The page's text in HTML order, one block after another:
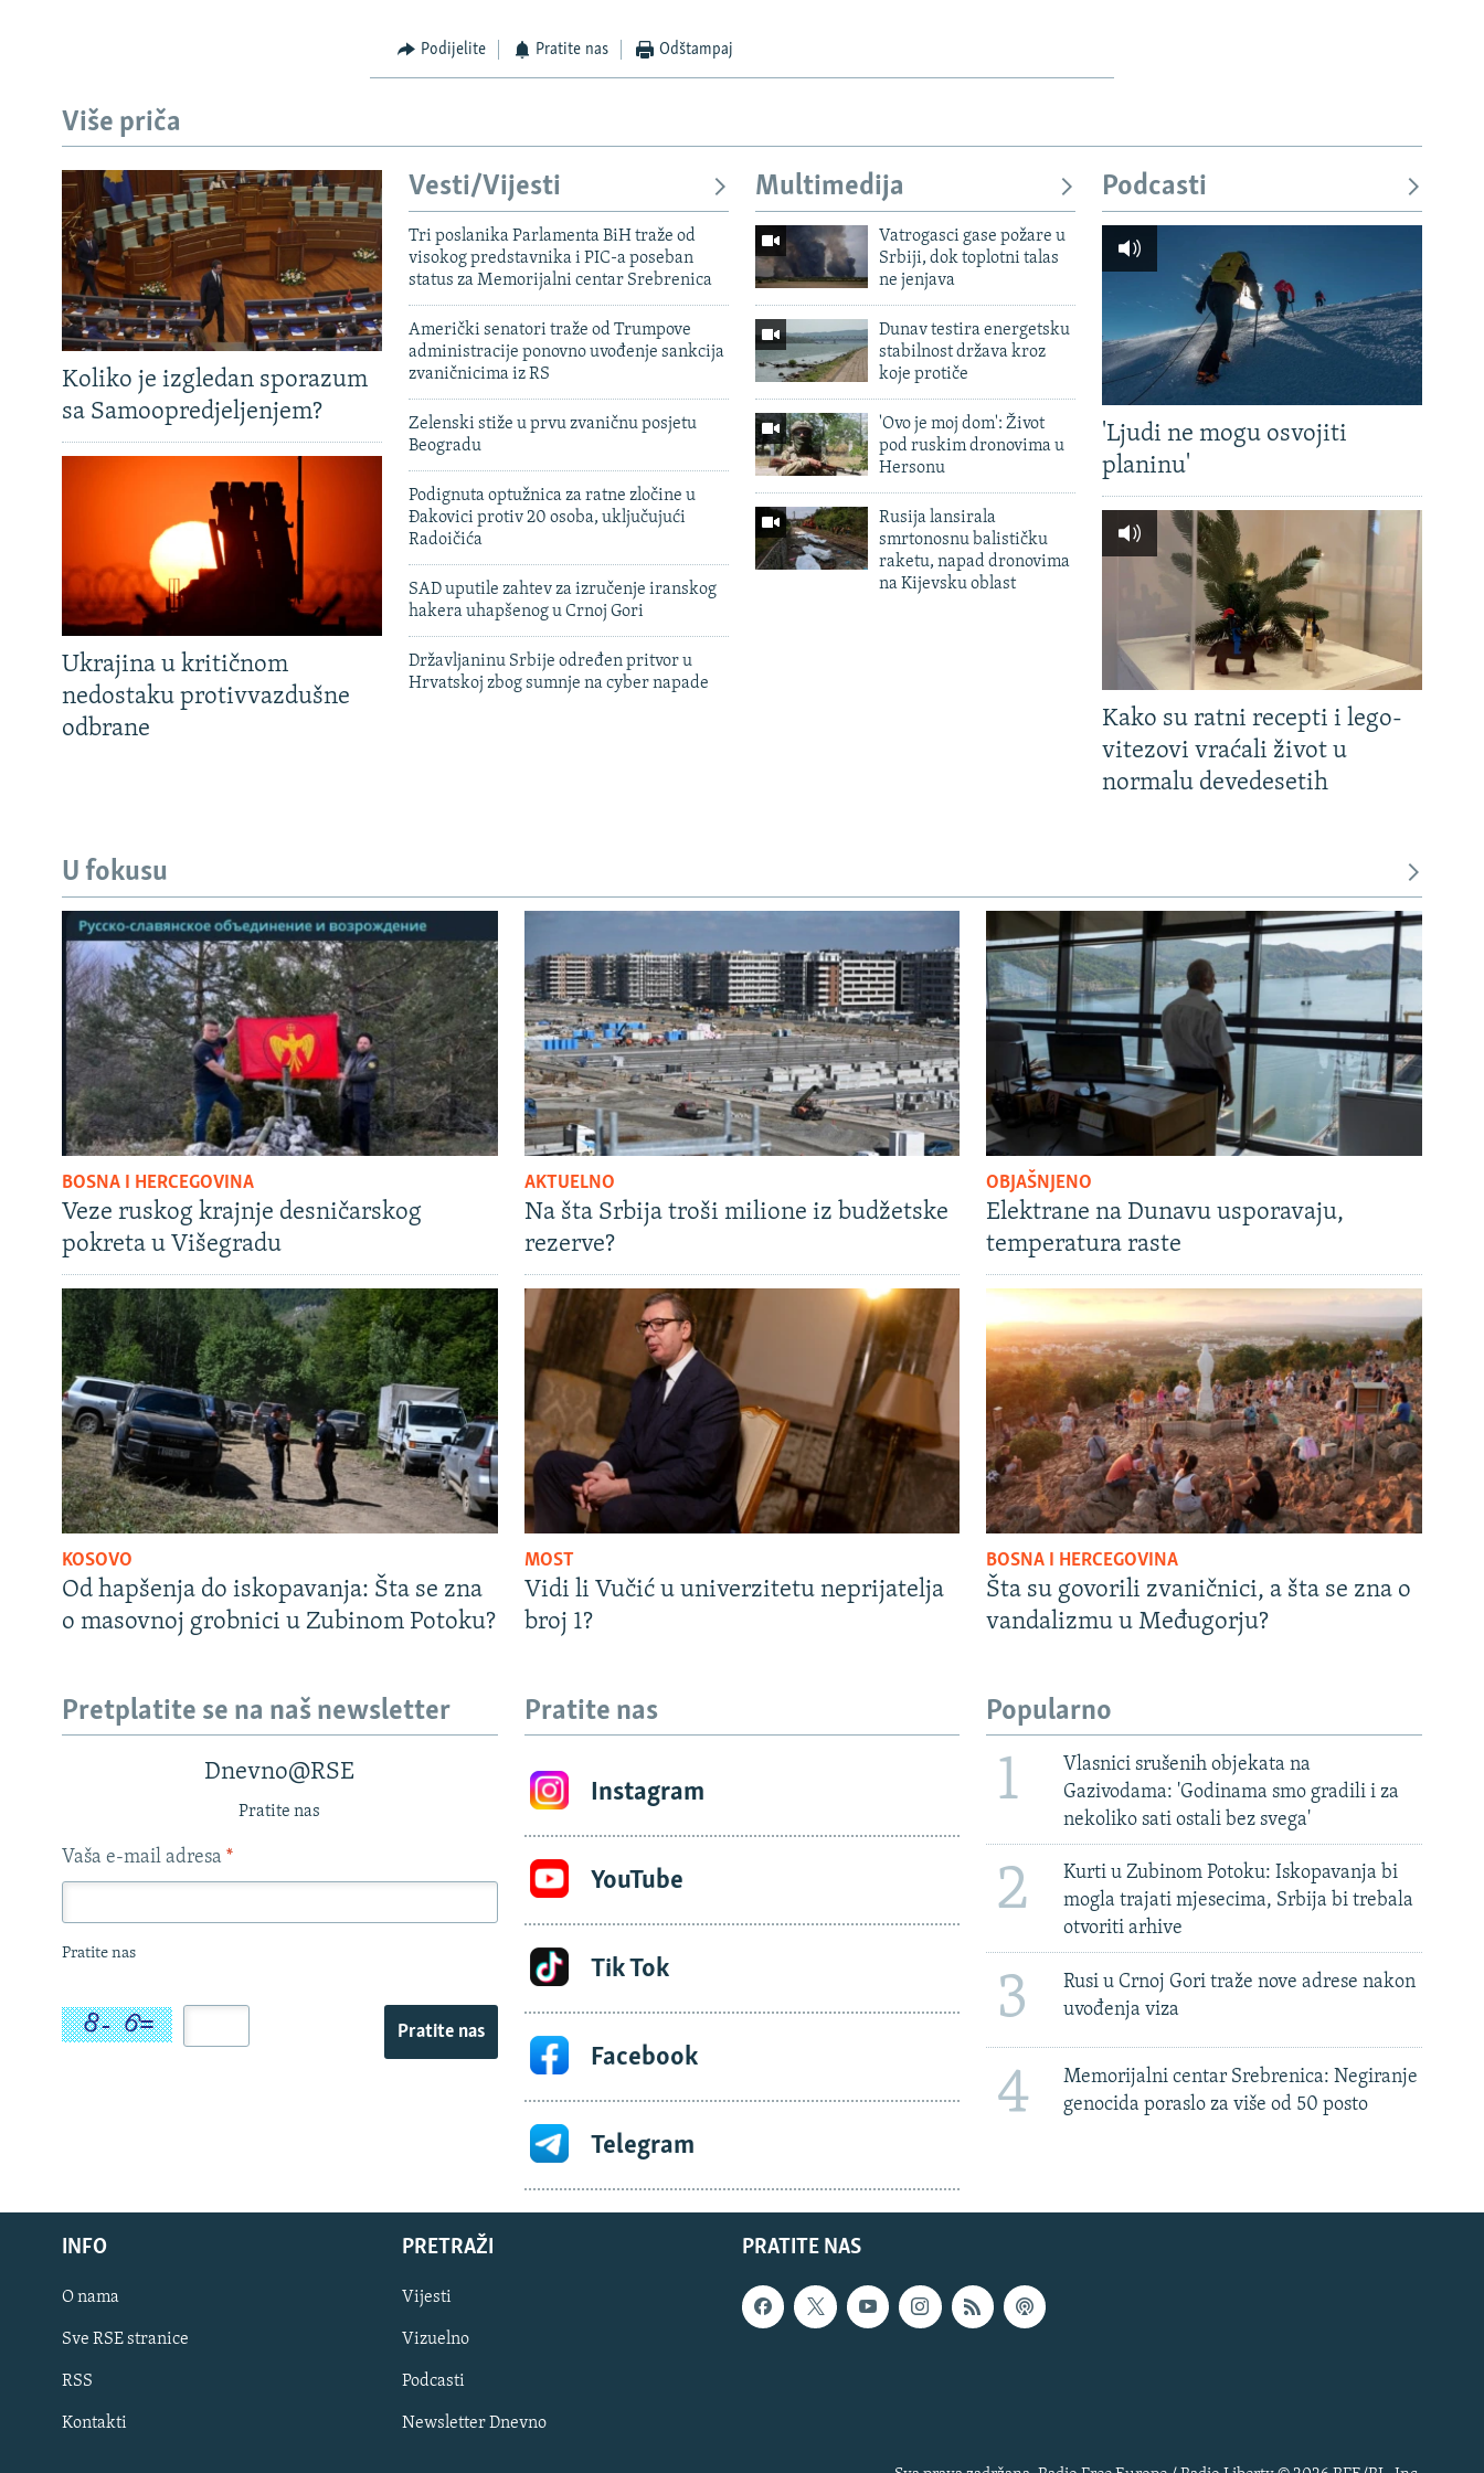
VIŠE OD NASLOVA
POPLAVE I KLIZIŠTA U BIH 2024.
TV LIBERTY
POST SCRIPTUM
MOJA EVROPA
SVE KARTE DEJTONA
NASTANAK I RASPAD JUGOSLAVIJE
Podijelite Pratite nas Odštampaj
Više priča
Koliko je izgledan sporazum
sa Samoopredjeljenjem?
Ukrajina u kritičnom
nedostaku protivvazdušne
odbrane
Vesti/Vijesti
Tri poslanika Parlamenta BiH traže od
visokog predstavnika i PIC-a poseban
status za Memorijalni centar Srebrenica
Američki senatori traže od Trumpove
administracije ponovno uvođenje sankcija
zvaničnicima iz RS
Zelenski stiže u prvu zvaničnu posjetu
Beogradu
Podignuta optužnica za ratne zločine u
Đakovici protiv 20 osoba, uključujući
Radoičića
SAD uputile zahtev za izručenje iranskog
hakera uhapšenog u Crnoj Gori
Državljaninu Srbije određen pritvor u
Hrvatskoj zbog sumnje na cyber napade
Multimedija
Vatrogasci gase požare u
Srbiji, dok toplotni talas
ne jenjava
Dunav testira energetsku
stabilnost država kroz
koje protiče
'Ovo je moj dom': Život
pod ruskim dronovima u
Hersonu
Rusija lansirala
smrtonosnu balističku
raketu, napad dronovima
na Kijevsku oblast
Podcasti
'Ljudi ne mogu osvojiti
planinu'
Kako su ratni recepti i lego-
vitezovi vraćali život u
normalu devedesetih
U fokusu
BOSNA I HERCEGOVINA
Veze ruskog krajnje desničarskog
pokreta u Višegradu
AKTUELNO
Na šta Srbija troši milione iz budžetske
rezerve?
OBJAŠNJENO
Elektrane na Dunavu usporavaju,
temperatura raste
KOSOVO
Od hapšenja do iskopavanja: Šta se zna
o masovnoj grobnici u Zubinom Potoku?
MOST
Vidi li Vučić u univerzitetu neprijatelja
broj 1?
BOSNA I HERCEGOVINA
Šta su govorili zvaničnici, a šta se zna o
vandalizmu u Međugorju?
Pretplatite se na naš newsletter
Dnevno@RSE
Pratite nas
Vaša e-mail adresa *
Pratite nas
Pratite nas
Pratite nas
Instagram
YouTube
Tik Tok
Facebook
Telegram
Popularno
1
Vlasnici srušenih objekata na
Gazivodama: 'Godinama smo gradili i za
nekoliko sati ostali bez svega'
2
Kurti u Zubinom Potoku: Iskopavanja bi
mogla trajati mjesecima, Srbija bi trebala
otvoriti arhive
3
Rusi u Crnoj Gori traže nove adrese nakon
uvođenja viza
4
Memorijalni centar Srebrenica: Negiranje
genocida poraslo za više od 50 posto
PRATITE NAS
INFO
O nama
Sve RSE stranice
RSS
Kontakti
PRETRAŽI
Vijesti
Vizuelno
Podcasti
Newsletter Dnevno